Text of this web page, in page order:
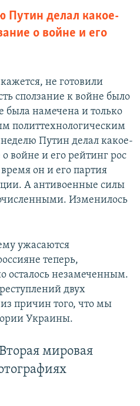
Путин делал какое-
о войне и его
не готовили
сползание к войне было
была намечена и только
политтехнологическим
Путин делал какое-
войне и его рейтинг рос
он и его партия
А антивоенные силы
Изменилось
ужасаются
теперь,
осталось незамеченным.
двух
причин того, что мы
Украины.
мировая